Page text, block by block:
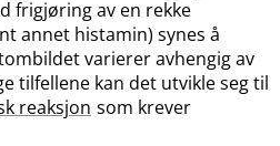
frigjøring av en rekke
annet histamin) synes å
varierer avhengig av
tilfellene kan det utvikle seg til
reaksjon som krever